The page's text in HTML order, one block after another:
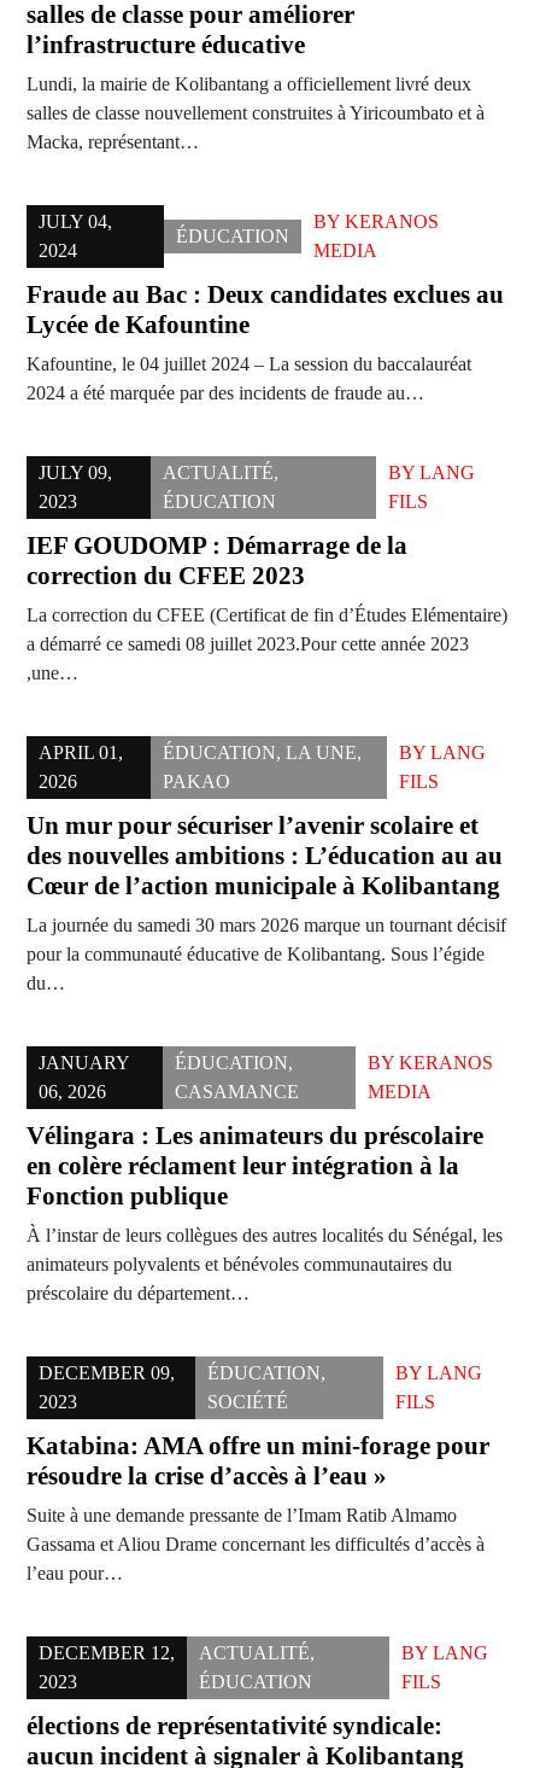
salles de classe pour améliorer
l’infrastructure éducative
Lundi, la mairie de Kolibantang a officiellement livré deux
salles de classe nouvellement construites à Yiricoumbato et à
Macka, représentant…
JULY 04,
2024
ÉDUCATION
BY KERANOS
MEDIA
Fraude au Bac : Deux candidates exclues au
Lycée de Kafountine
Kafountine, le 04 juillet 2024 – La session du baccalauréat
2024 a été marquée par des incidents de fraude au…
JULY 09,
2023
ACTUALITÉ,
ÉDUCATION
BYLANG
FILS
IEF GOUDOMP : Démarrage de la
correction du CFEE 2023
La correction du CFEE (Certificat de fin d’Études Elémentaire)
a démarré ce samedi 08 juillet 2023.Pour cette année 2023
,une…
APRIL 01,
2026
ÉDUCATION, LA UNE,
PAKAO
BY LANG
FILS
Un mur pour sécuriser l’avenir scolaire et
des nouvelles ambitions : L’éducation au au
Cœur de l’action municipale à Kolibantang
La journée du samedi 30 mars 2026 marque un tournant décisif
pour la communauté éducative de Kolibantang. Sous l’égide
du…
JANUARY
06, 2026
ÉDUCATION,
CASAMANCE
BYKERANOS
MEDIA
Vélingara : Les animateurs du préscolaire
en colère réclament leur intégration à la
Fonction publique
À l’instar de leurs collègues des autres localités du Sénégal, les
animateurs polyvalents et bénévoles communautaires du
préscolaire du département…
DECEMBER 09,
2023
ÉDUCATION,
SOCIÉTÉ
BYLANG
FILS
Katabina: AMA offre un mini-forage pour
résoudre la crise d’accès à l’eau »
Suite à une demande pressante de l’Imam Ratib Almamo
Gassama et Aliou Drame concernant les difficultés d’accès à
l’eau pour…
DECEMBER 12,
2023
ACTUALITÉ,
ÉDUCATION
BYLANG
FILS
élections de représentativité syndicale:
aucun incident à signaler à Kolibantang